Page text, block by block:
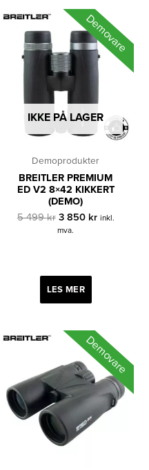
Demovare
IKKE PÅ LAGER
Demoprodukter
BREITLER PREMIUM
ED V2 8×42 KIKKERT
(DEMO)
5 499kr Opprinnelig
pris
3 850 krNåværende
inkl.
mva.
LES MER
Demovare